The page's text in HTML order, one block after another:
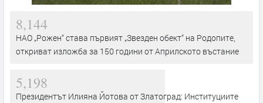
8,144
НАО „Рожен“ става първият „Звезден обект“ на Родопите,
откриват изложба за 150 години от Априлското въстание
5,198
Президентът Илияна Йотова от Златоград: Институциите